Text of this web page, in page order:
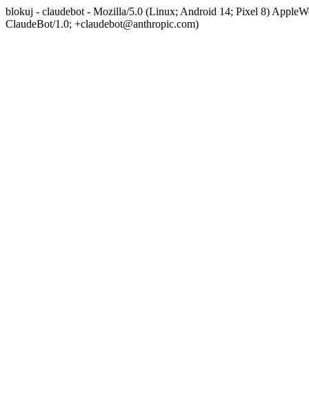
blokuj - claudebot - Mozilla/5.0 (Linux; Android 14; Pixel 8)
ClaudeBot/1.0; +claudebot@anthropic.com)